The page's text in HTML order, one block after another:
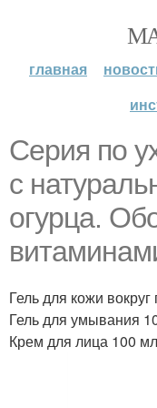
главная
Серия по
с
огурца.
Гель для кожи
Гель для умывания
Крем для лица 100